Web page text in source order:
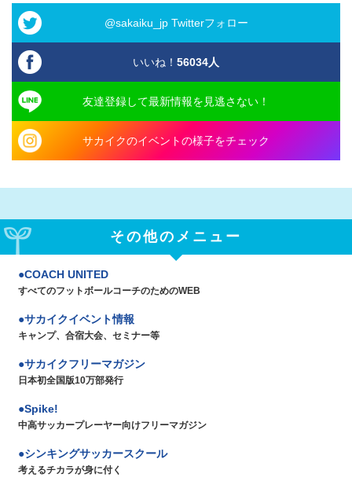
@sakaiku_jp Twitterフォロー
いいね！ 56034人
友達登録して最新情報を見逃さない！
サカイクのイベントの様子をチェック
その他のメニュー
COACH UNITED
すべてのフットボールコーチのためのWEB
サカイクイベント情報
キャンプ、合宿大会、セミナー等
サカイクフリーマガジン
日本初全国版10万部発行
Spike!
中高サッカープレーヤー向けフリーマガジン
シンキングサッカースクール
考えるチカラが身に付く